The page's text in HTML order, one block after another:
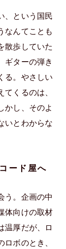
、という国民
なんてことも
散歩していた
ギターの弾き
る。やさしい
くるのは、
かし、そのよ
いとわからな
ード屋へ
う。企画の中
体向けの取材
温厚だが、ロ
ボのとき、